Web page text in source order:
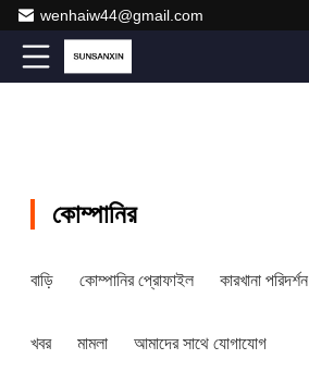
wenhaiw44@gmail.com
কোম্পানির
বাড়ি কোম্পানির প্রোফাইল কারখানা পরিদর্শন
খবর মামলা আমাদের সাথে যোগাযোগ